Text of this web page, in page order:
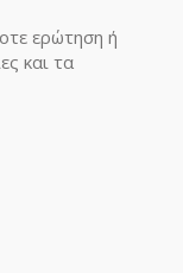
ερώτηση ή
και τα